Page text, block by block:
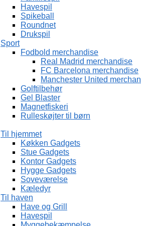
Havespil
Spikeball
Roundnet
Drukspil
Sport
Fodbold merchandise
Real Madrid merchandise
FC Barcelona merchandise
Manchester United
Golftilbehør
Gel Blaster
Magnetfiskeri
Rulleskøjter til børn
Til hjemmet
Køkken Gadgets
Stue Gadgets
Kontor Gadgets
Hygge Gadgets
Soveværelse
Kæledyr
Til haven
Have og Grill
Havespil